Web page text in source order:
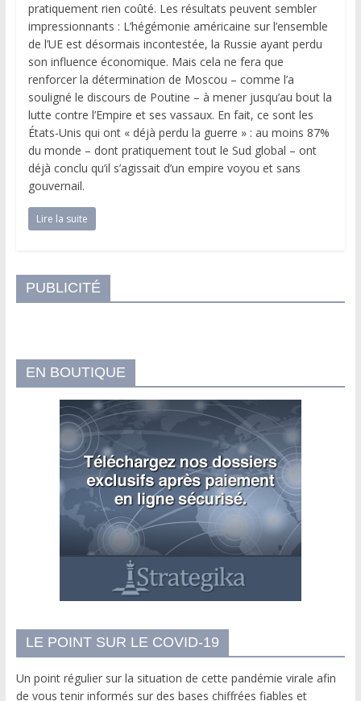
pratiquement rien coûté. Les résultats peuvent sembler
impressionnants : L’hégémonie américaine sur l’ensemble
de l’UE est désormais incontestée, la Russie ayant perdu
son influence économique. Mais cela ne fera que
renforcer la détermination de Moscou – comme l’a
souligné le discours de Poutine – à mener jusqu’au bout la
lutte contre l’Empire et ses vassaux. En fait, ce sont les
États-Unis qui ont « déjà perdu la guerre » : au moins 87%
du monde – dont pratiquement tout le Sud global – ont
déjà conclu qu’il s’agissait d’un empire voyou et sans
gouvernail.
Lire la suite
PUBLICITÉ
EN BOUTIQUE
LE POINT SUR LE COVID-19
Un point régulier sur la situation de cette pandémie virale afin
de vous tenir informés sur des bases chiffrées fiables et